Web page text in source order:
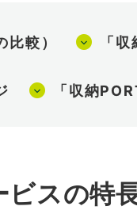
較） 「
「収納
スの特